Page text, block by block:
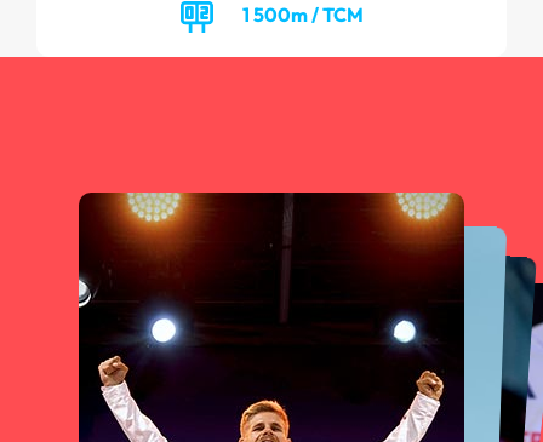
1 500m / TCM